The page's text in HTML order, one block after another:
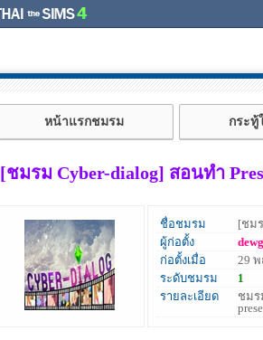
หน้าแรกชมรม กระทู้
[ชมรม Cyber-dialog] สอนทำ
ชื่อชมรม
[ชม
ผู้ก่อตั้ง
ก่อตั้งเมื่อ
29
ระดับชมรม
1
รายละเอียด
ชมร